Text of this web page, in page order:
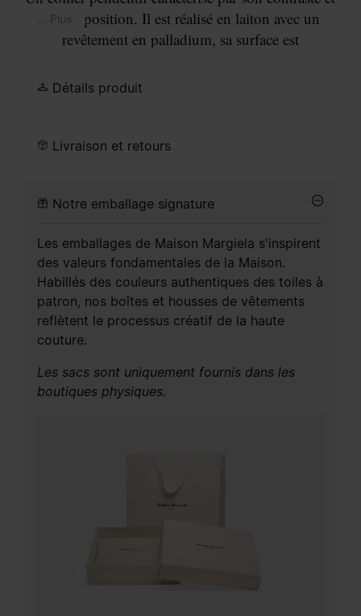
sa composition. Il est réalisé en laiton avec un
revêtement en palladium, sa surface est
raffinée, semblable à un miroir. La disposition
rassemble des zircones de formes et de tailles
structure. Les pierres plus grosses ont été pavées
main.
Détails produit
Livraison et retours
Notre emballage signature
Les emballages de Maison Margiela s'inspirent
des valeurs fondamentales de la Maison.
Habillés des couleurs authentiques des toiles à
patron, nos boîtes et housses de vêtements
reflètent le processus créatif de la haute
couture.
Les sacs sont uniquement fournis dans les
boutiques physiques.